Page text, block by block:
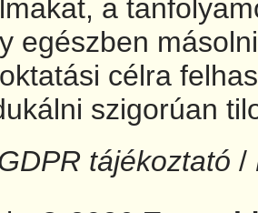
a
egészben
oktatási célra
szigorúan
tájékoztató /